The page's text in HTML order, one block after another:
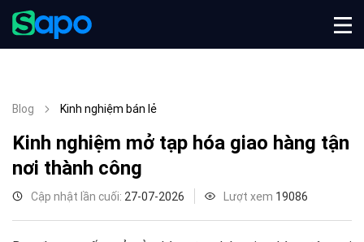
Blog Kinh nghiệm bán lẻ
Kinh nghiệm mở tạp hóa giao hàng tận
nơi thành công
Cập nhật lần cuối: 27-07-2026 Lượt xem 19086